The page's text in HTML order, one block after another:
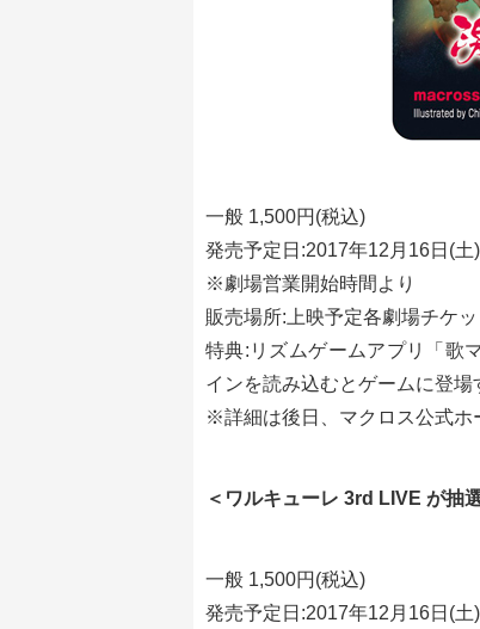
一般 1,500円(税込)
発売予定日:2017年12月16日(土)
※劇場営業開始時間より
販売場所:上映予定各劇場チケ
特典:リズムゲームアプリ「歌
インを読み込むとゲームに登
※詳細は後日、マクロス公式ホ
＜ワルキューレ 3rd LIVE が抽
一般 1,500円(税込)
発売予定日:2017年12月16日(土